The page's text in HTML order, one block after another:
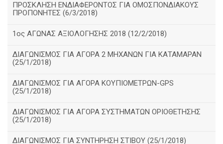
ΠΡΟΣΚΛΗΣΗ ΕΝΔΙΑΦΕΡΟΝΤΟΣ ΓΙΑ ΟΜΟΣΠΟΝΔΙΑΚΟΥΣ
ΠΡΟΠΟΝΗΤΕΣ (6/3/2018)
1ος ΑΓΩΝΑΣ ΑΞΙΟΛΟΓΗΣΗΣ 2018 (12/2/2018)
ΔΙΑΓΩΝΙΣΜΟΣ ΓΙΑ ΑΓΟΡΑ 2 ΜΗΧΑΝΩΝ ΓΙΑ ΚΑΤΑΜΑΡΑΝ
(25/1/2018)
ΔΙΑΓΩΝΙΣΜΟΣ ΓΙΑ ΑΓΟΡΑ ΚΟΥΠΙΟΜΕΤΡΩΝ-GPS
(25/1/2018)
ΔΙΑΓΩΝΙΣΜΟΣ ΓΙΑ ΑΓΟΡΑ ΣΥΣΤΗΜΑΤΩΝ ΟΡΙΟΘΕΤΗΣΗΣ
(25/1/2018)
ΔΙΑΓΩΝΙΣΜΟΣ ΓΙΑ ΣΥΝΤΗΡΗΣΗ ΣΤΙΒΟΥ (25/1/2018)